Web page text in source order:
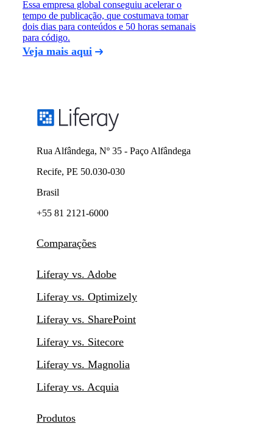
Essa empresa global conseguiu acelerar o
tempo de publicação, que costumava tomar
dois dias para conteúdos e 50 horas semanais
para código.
Veja mais aqui
Rua Alfândega, Nº 35 - Paço Alfândega
Recife, PE 50.030-030
Brasil
+55 81 2121-6000
Comparações
Liferay vs. Adobe
Liferay vs. Optimizely
Liferay vs. SharePoint
Liferay vs. Sitecore
Liferay vs. Magnolia
Liferay vs. Acquia
Produtos